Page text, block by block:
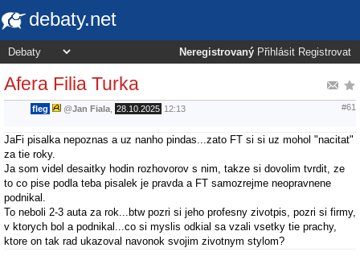
debaty.net
Neregistrovaný Přihlásit Registrovat
Afera Filia Turka
fleg @Jan Fiala 28.10.2025 12:13 #61
JaFi pisalka nepoznas a uz nanho pindas...zato FT si si uz mohol "nacitat"
za tie roky.
Ja som videl desaitky hodin rozhovorov s nim, takze si dovolim tvrdit, ze
to co pise podla teba pisalek je pravda a FT samozrejme neopravnene
podnikal.
To neboli 2-3 auta za rok...btw pozri si jeho profesny zivotpis, pozri si firmy,
v ktorych bol a podnikal...co si myslis odkial sa vzali vsetky tie prachy,
ktore on tak rad ukazoval navonok svojim zivotnym stylom?